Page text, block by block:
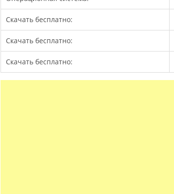
Скачать бесплатно:
Скачать бесплатно:
Скачать бесплатно: